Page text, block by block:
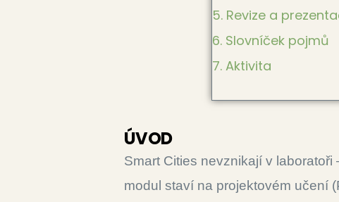
5. Revize a
6. Slovníček pojmů
7. Aktivita
ÚVOD
Smart Cities nevznikají v
modul staví na projektovém učení